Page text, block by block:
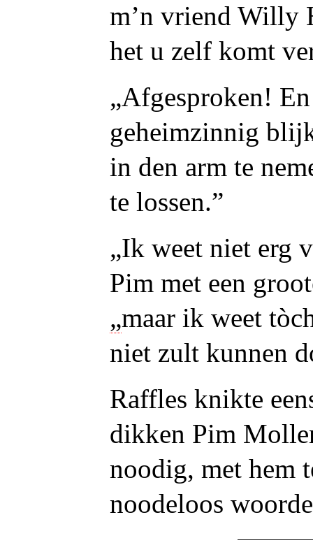
m’n vriend Willy
het u zelf komt
„Afgesproken!
geheimzinnig
in den arm te
te lossen.”
„Ik weet niet erg
Pim met een
„maar ik weet
niet zult kunnen
Raffles knikte
dikken Pim
noodig, met hem
noodeloos